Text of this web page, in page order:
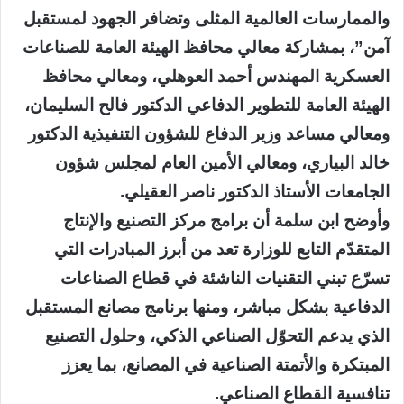
والممارسات العالمية المثلى وتضافر الجهود لمستقبل
آمن”، بمشاركة معالي محافظ الهيئة العامة للصناعات
العسكرية المهندس أحمد العوهلي، ومعالي محافظ
الهيئة العامة للتطوير الدفاعي الدكتور فالح السليمان،
ومعالي مساعد وزير الدفاع للشؤون التنفيذية الدكتور
خالد البياري، ومعالي الأمين العام لمجلس شؤون
الجامعات الأستاذ الدكتور ناصر العقيلي.
وأوضح ابن سلمة أن برامج مركز التصنيع والإنتاج
المتقدّم التابع للوزارة تعد من أبرز المبادرات التي
تسرّع تبني التقنيات الناشئة في قطاع الصناعات
الدفاعية بشكل مباشر، ومنها برنامج مصانع المستقبل
الذي يدعم التحوّل الصناعي الذكي، وحلول التصنيع
المبتكرة والأتمتة الصناعية في المصانع، بما يعزز
تنافسية القطاع الصناعي.